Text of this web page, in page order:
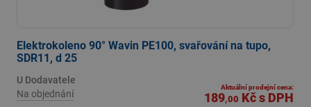
Elektrokoleno 90° Wavin PE100, svařování na tupo,
SDR11, d 25
U Dodavatele
Na objednání
Aktuální prodejní cena:
189,00 Kčs DPH